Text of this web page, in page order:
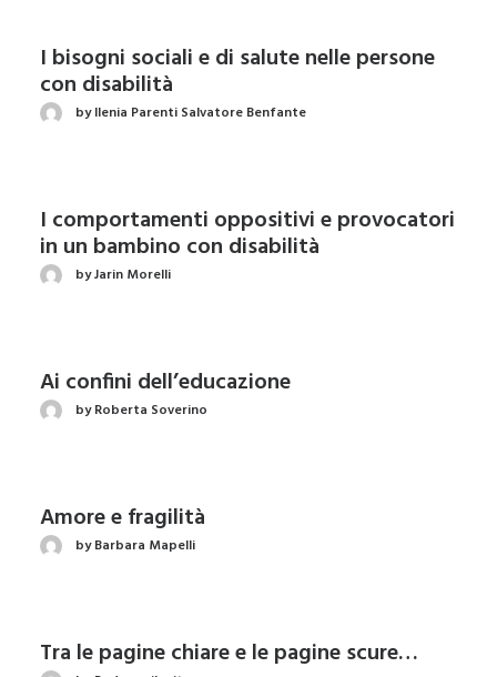
I bisogni sociali e di salute nelle persone
con disabilità
by Ilenia Parenti Salvatore Benfante
I comportamenti oppositivi e provocatori
in un bambino con disabilità
by Jarin Morelli
Ai confini dell’educazione
by Roberta Soverino
Amore e fragilità
by Barbara Mapelli
Tra le pagine chiare e le pagine scure…